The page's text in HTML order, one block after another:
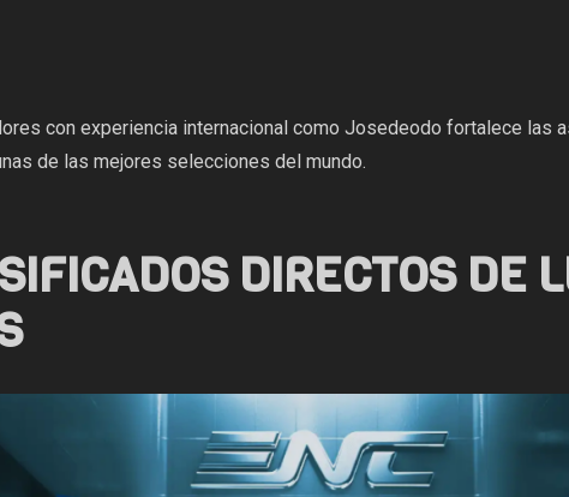
con experiencia internacional como Josedeodo fortalece las
de las mejores selecciones del mundo.
DIRECTOS DE